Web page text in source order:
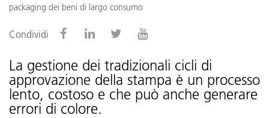
packaging dei beni di largo consumo
Condividi
La gestione dei tradizionali cicli di
approvazione della stampa è un processo
lento, costoso e che può anche generare
errori di colore.